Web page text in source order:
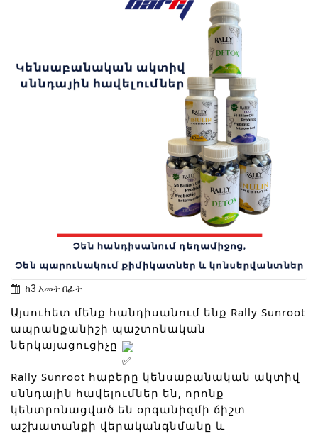
ከ3 አመት በፊት
Այսուհետ մենք հանդիսանում ենք Rally Sunroot
ապրանքանիշի պաշտոնական
ներկայացուցիչը
Rally Sunroot հաբերը կենսաբանական ակտիվ
սննդային հավելումներ են, որոնք
կենտրոնացված են օրգանիզմի ճիշտ
աշխատանքի վերականգնմանը և